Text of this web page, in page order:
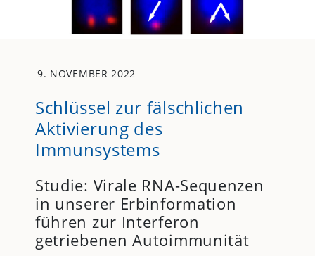
9. NOVEMBER 2022
Schlüssel zur fälschlichen
Aktivierung des
Immunsystems
Studie: Virale RNA-Sequenzen
in unserer Erbinformation
führen zur Interferon
getriebenen Autoimmunität